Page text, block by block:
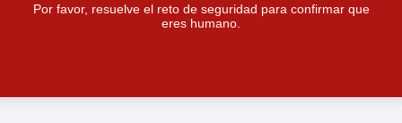
Por favor, resuelve el reto de seguridad para confirmar que
eres humano.